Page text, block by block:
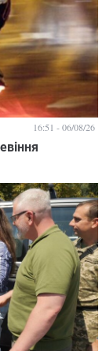
16:51 - 06/08/26